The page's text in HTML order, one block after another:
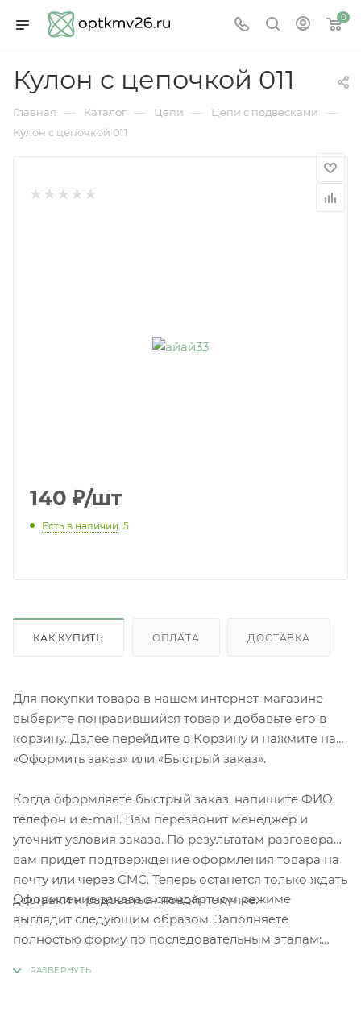
0
Кулон с цепочкой 011
Главная — Каталог — Цепи — Цепи с подвесками —
Кулон с цепочкой 011
140 ₽/шт
Есть в наличии: 5
КАК КУПИТЬ ОПЛАТА ДОСТАВКА
Для покупки товара в нашем интернет-магазине
выберите понравившийся товар и добавьте его в
корзину. Далее перейдите в Корзину и нажмите на
«Оформить заказ» или «Быстрый заказ».
Когда оформляете быстрый заказ, напишите ФИО,
телефон и e-mail. Вам перезвонит менеджер и
уточнит условия заказа. По результатам разговора
вам придет подтверждение оформления товара на
почту или через СМС. Теперь останется только ждать
доставки и радоваться новой покупке.
Оформление заказа в стандартном режиме
выглядит следующим образом. Заполняете
полностью форму по последовательным этапам: